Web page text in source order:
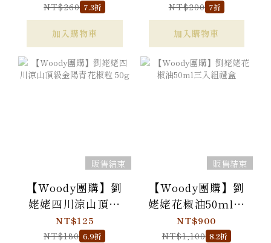
NT$260 7.3折
加入購物車
NT$200 7折
加入購物車
販售結束
【Woody團購】劉
姥姥四川涼山頂級
金陽青花椒粒 50g
NT$125
NT$180 6.9折
販售結束
【Woody團購】劉
姥姥花椒油50ml三
入組禮盒
NT$900
NT$1,100 8.2折